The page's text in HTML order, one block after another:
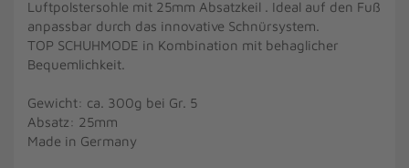
Luftpolstersohle mit 25mm Absatzkeil . Ideal auf den Fuß
anpassbar durch das innovative Schnürsystem.
TOP SCHUHMODE in Kombination mit behaglicher
Bequemlichkeit.
Gewicht: ca. 300g bei Gr. 5
Absatz: 25mm
Made in Germany